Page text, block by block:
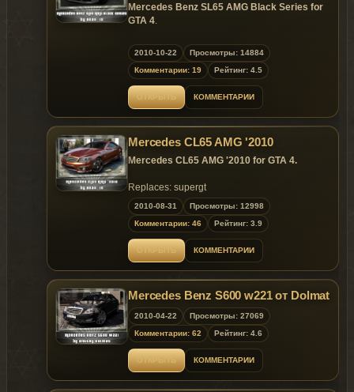
Mercedes Benz SL65 AMG Black Series for
GTA 4
Replaces: turismo
~ E X C L U S I V E ~
2010-10-22
Просмотры: 14884
Комментарии: 19
Рейтинг: 4.5
КОММЕНТАРИИ
Mercedes CL65 AMG '2010
Mercedes CL65 AMG '2010 for GTA 4.
Replaces: supergt
~ E X C L U S I V E ~
2010-08-31
Просмотры: 12998
Комментарии: 46
Рейтинг: 3.9
КОММЕНТАРИИ
Mercedes Benz S600 w221 от Dolmat
2010-04-22
Просмотры: 27069
Комментарии: 62
Рейтинг: 4.6
КОММЕНТАРИИ